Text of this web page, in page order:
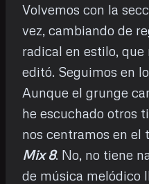
Volvemos con la
vez, cambiando de
radical en estilo, que
editó. Seguimos en
Aunque el grunge
he escuchado otros
nos centramos en el
Mix 8. No, no tiene
de música melódico